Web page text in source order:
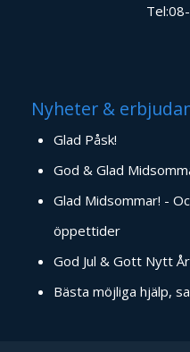
Nyheter &
Glad Påsk!
God & Glad
Glad Midsommar! -
öppettider
God Jul & Gott Nytt
Bästa möjliga hjälp,